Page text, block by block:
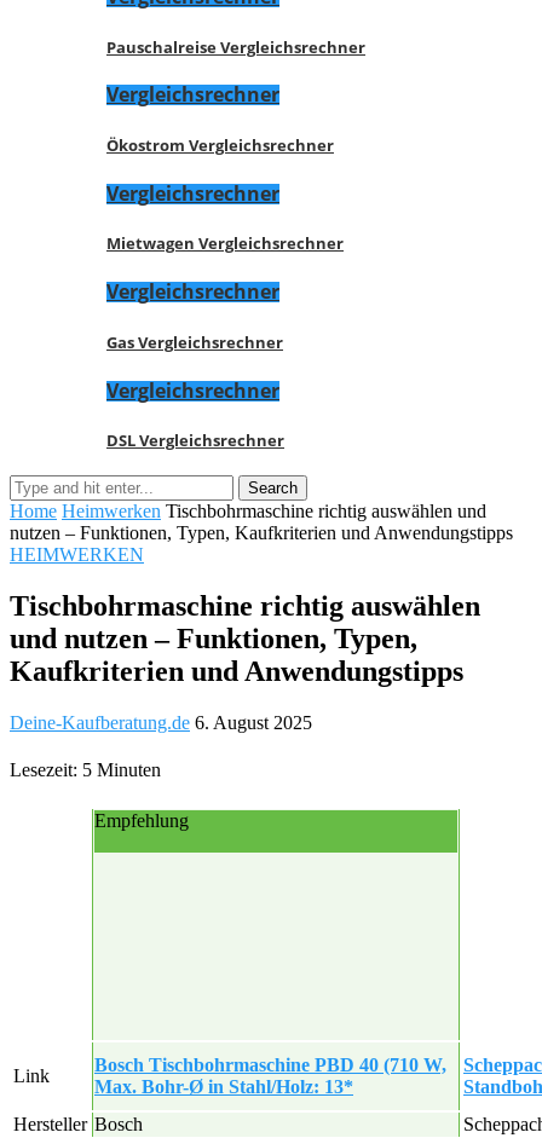
Pauschalreise Vergleichsrechner
Vergleichsrechner
Ökostrom Vergleichsrechner
Vergleichsrechner
Mietwagen Vergleichsrechner
Vergleichsrechner
Gas Vergleichsrechner
Vergleichsrechner
DSL Vergleichsrechner
Home Heimwerken Tischbohrmaschine richtig auswählen und
nutzen – Funktionen, Typen, Kaufkriterien und Anwendungstipps
HEIMWERKEN
Tischbohrmaschine richtig auswählen
und nutzen – Funktionen, Typen,
Kaufkriterien und Anwendungstipps
Deine-Kaufberatung.de 6. August 2025
Lesezeit: 5 Minuten
Empfehlung
Link
Bosch Tischbohrmaschine PBD 40 (710 W,
Max. Bohr-Ø in Stahl/Holz: 13*
Hersteller Bosch